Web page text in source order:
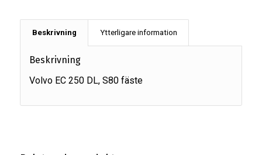
Beskrivning Ytterligare information
Beskrivning
Volvo EC 250 DL, S80 fäste